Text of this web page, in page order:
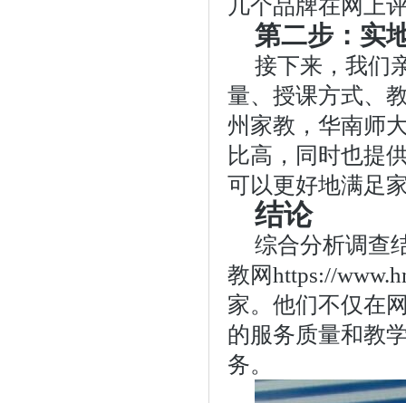
几个品牌在网上
第二步：实
接下来，我们
量、授课方式、
州家教，华南师
比高，同时也提
可以更好地满足
结论
综合分析调查
教网https://
家。他们不仅在
的服务质量和教
务。